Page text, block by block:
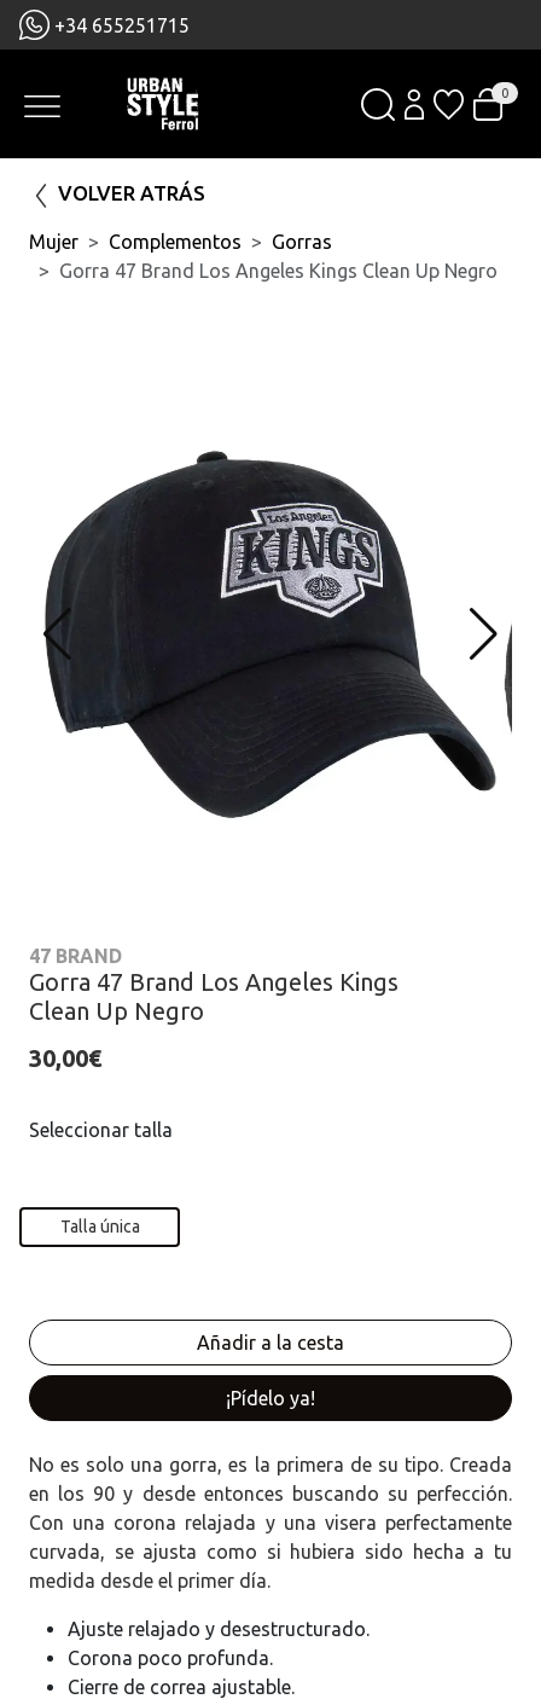
+34 655251715
0
VOLVER ATRÁS
Mujer Complementos
Gorras
Gorra 47 Brand Los Angeles Kings Clean Up Negro
47 BRAND
Gorra 47 Brand Los Angeles Kings
Clean Up Negro
30,00€
Seleccionar talla
Talla única
¡Pídelo ya!
No es solo una gorra, es la primera de su tipo. Creada
en los 90 y desde entonces buscando su perfección.
Con una corona relajada y una visera perfectamente
curvada, se ajusta como si hubiera sido hecha a tu
medida desde el primer día.
Ajuste relajado y desestructurado.
Corona poco profunda.
Cierre de correa ajustable.